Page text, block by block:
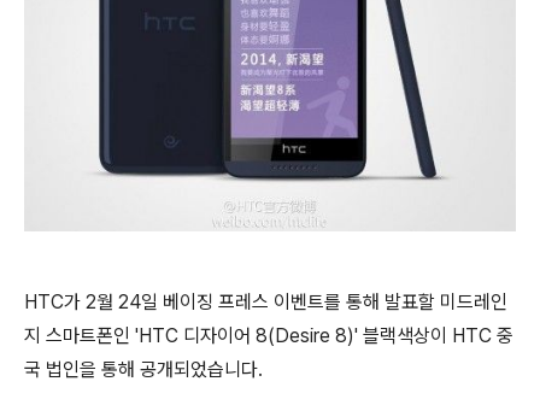
HTC가 2월 24일 베이징 프레스 이벤트를 통해 발표할 미드레인
지 스마트폰인 'HTC 디자이어 8(Desire 8)' 블랙색상이 HTC 중
국 법인을 통해 공개되었습니다.